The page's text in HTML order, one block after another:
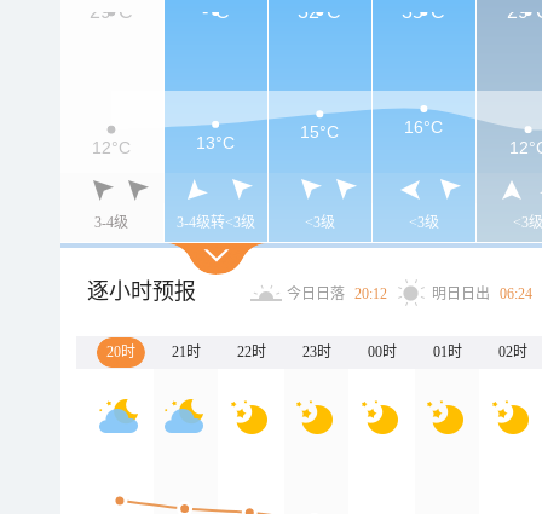
3-4级 3-4级转<3级 <3级 <3级 <3级
29°C -°C 32°C 35°C
12°C 13°C
15°C 16°C
逐小时预报 今日日落 20:12 明日日出 06:24
20时 21时 22时 23时 00时 01时 02时